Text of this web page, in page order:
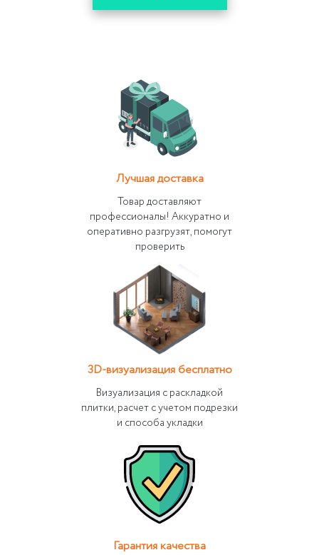
Лучшая доставка
Товар доставляют
профессионалы! Аккуратно и
оперативно разгрузят, помогут
проверить
3D-визуализация бесплатно
Визуализация с раскладкой
плитки, расчет с учетом подрезки
и способа укладки
Гарантия качества